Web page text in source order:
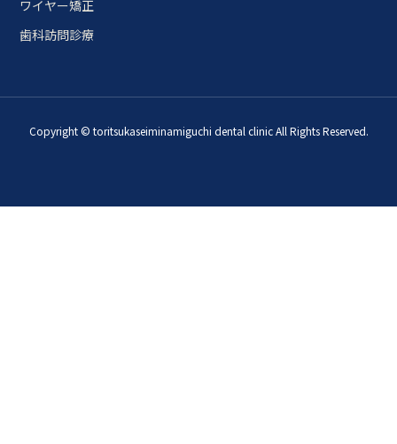
ワイヤー矯正
歯科訪問診療
Copyright © toritsukaseiminamiguchi dental clinic All Rights Reserved.